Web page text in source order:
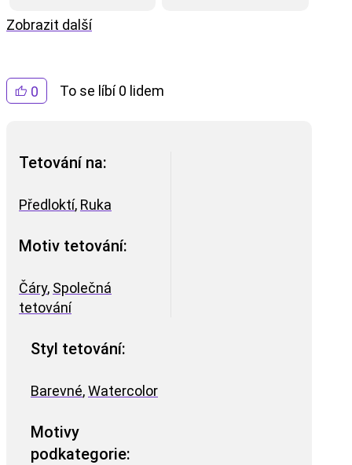
0 To se líbí 0 lidem
Tetování na:
Předloktí, Ruka
Motiv tetování:
Čáry, Společná
tetování
Styl tetování:
Barevné,Watercolor
Motivy
podkategorie:
Zobrazit další